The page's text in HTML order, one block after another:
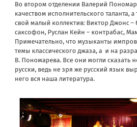
Во втором отделении Валерий
качеством исполнительского таланта,
свой малый коллектив: Виктор Джонс –
саксофон, Руслан Кейн – контрабас,
Примечательно, что музы­канты
темы классического джаза, а и на
В. Пономарева. Все они могли сказать
русски, ведь не зря же русский язык
него вся наша литература.